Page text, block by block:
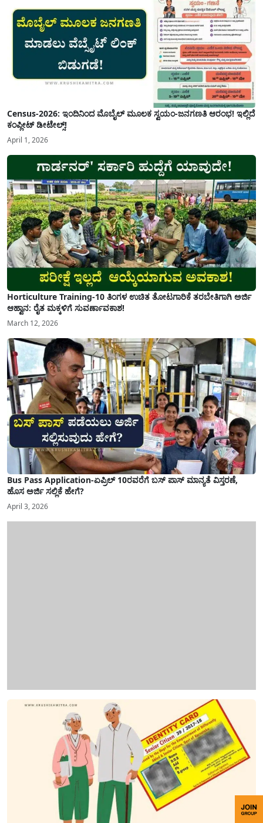
Census-2026: ಇಂದಿನಿಂದ ಮೊಬೈಲ್ ಮೂಲಕ ಸ್ವಯಂ-ಜನಗಣತಿ ಆರಂಭ! ಇಲ್ಲಿದೆ
ಕಂಪ್ಲೀಟ್ ಡೀಟೇಲ್ಸ್!
April 1, 2026
Horticulture Training-10 ತಿಂಗಳ ಉಚಿತ ತೋಟಗಾರಿಕೆ ತರಬೇತಿಗಾಗಿ ಅರ್ಜಿ
ಆಹ್ವಾನ: ರೈತ ಮಕ್ಕಳಿಗೆ ಸುವರ್ಣಾವಕಾಶ!
March 12, 2026
Bus Pass Application-ಏಪ್ರಿಲ್ 10ರವರೆಗೆ ಬಸ್ ಪಾಸ್ ಮಾನ್ಯತೆ ವಿಸ್ತರಣೆ,
ಹೊಸ ಅರ್ಜಿ ಸಲ್ಲಿಕೆ ಹೇಗೆ?
April 3, 2026